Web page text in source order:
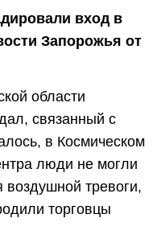
вход в
Запорожья от
области
связанный с
в Космическом
люди не могли
воздушной тревоги,
торговцы